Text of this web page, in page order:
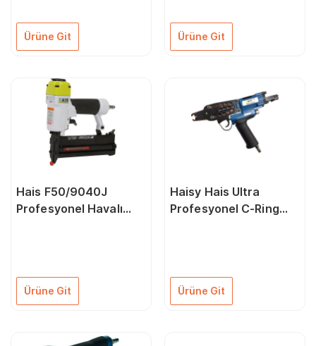
Ürüne Git Ürüne Git
Hais F50/9040J
Profesyonel Havalı
Ürüne Git
Haisy Hais Ultra
Profesyonel C-Ring
Ürüne Git